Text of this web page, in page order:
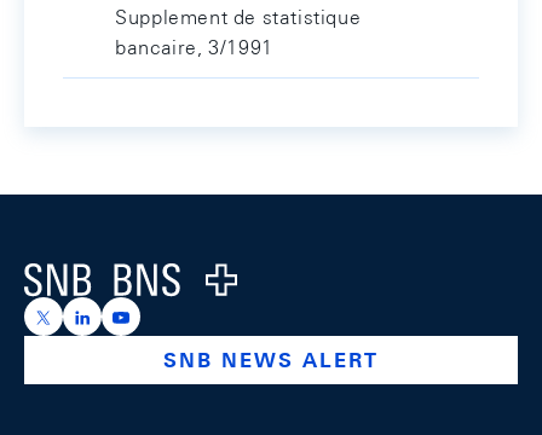
Supplement de statistique
bancaire, 3/1991
Logo
https://x.com/snb_bns
https://ch.linkedin.com/company/swiss-national-
https://www.youtube.com/@swissnationalbank
SNB NEWS ALERT